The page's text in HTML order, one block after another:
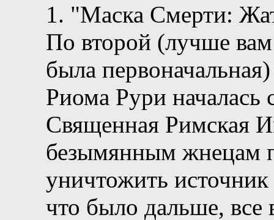
1. "Маска Смерти:
По второй (лучше
была
Риома Рури началась
Священная Римская
безымянным жнецам
уничтожить
что было дальше, все